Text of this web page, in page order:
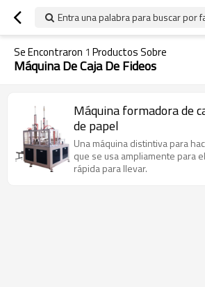
Entra una palabra para buscar por
Se Encontraron 1 Productos Sobre
Máquina De Caja De Fideos
Máquina formadora de
de papel
Una máquina distintiva para
que se usa ampliamente para
rápida para llevar.